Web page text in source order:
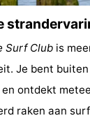
Surf Club is
Je bent
ontdekt
raken aan